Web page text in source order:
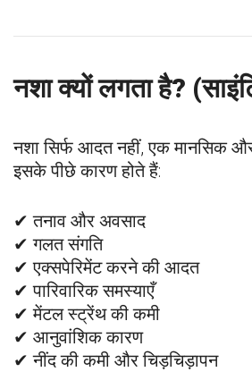
नशा क्यों लगता है?
नशा सिर्फ आदत नहीं, एक मानसिक और
इसके पीछे कारण होते हैं:
✔ तनाव और अवसाद
✔ गलत संगति
✔ एक्सपेरिमेंट करने की आदत
✔ पारिवारिक समस्याएँ
✔ मेंटल स्ट्रेंथ की कमी
✔ आनुवांशिक कारण
✔ नींद की कमी और चिड़चिड़ापन